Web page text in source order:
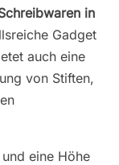
in
Gadget
auch eine
von Stiften,
und eine Höhe